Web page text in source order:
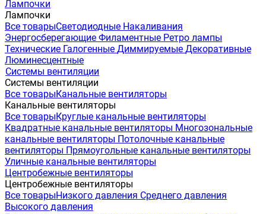
Лампочки
Лампочки
Все товарыСветодиодные Накаливания
Энергосберегающие Филаментные Ретро лампы
Технические Галогенные Диммируемые Декоративные
Люминесцентные
Системы вентиляции
Системы вентиляции
Все товарыКанальные вентиляторы
Канальные вентиляторы
Все товарыКруглые канальные вентиляторы
Квадратные канальные вентиляторы Многозональные
канальные вентиляторы Потолочные канальные
вентиляторы Прямоугольные канальные вентиляторы
Уличные канальные вентиляторы
Центробежные вентиляторы
Центробежные вентиляторы
Все товарыНизкого давления Среднего давления
Высокого давления